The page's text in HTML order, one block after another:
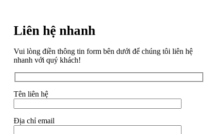
Liên hệ nhanh
Vui lòng điền thông tin form bên dưới để chúng tôi liên hệ
nhanh với quý khách!
Tên liên hệ
Địa chỉ email